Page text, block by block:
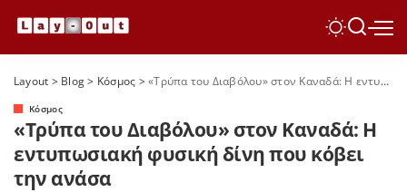
Layout > Blog> Κόσμος >«Τρύπα του Διαβόλου» στον Καναδά: Η εντυπωσιακή φυσική δίνη που κόβει την ανάσα
Κόσμος
«Τρύπα του Διαβόλου» στον Καναδά: Η
εντυπωσιακή φυσική δίνη που κόβει
την ανάσα